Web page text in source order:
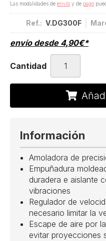
Las modalidades de envío y de pago
Ref.: V.DG300F
envío desde 4,90€*
Cantidad
Información
Amoladora de
Empuñadura
duradera e aislante
vibraciones
Regulador de
necesario limitar la
Escape de aire por
evitar proyecciones